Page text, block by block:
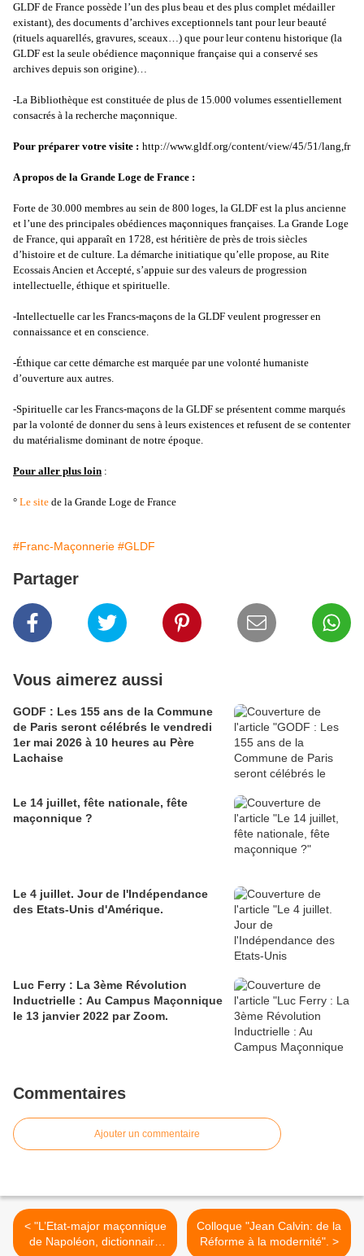
GLDF de France possède l’un des plus beau et des plus complet médailler
existant), des documents d’archives exceptionnels tant pour leur beauté
(rituels aquarellés, gravures, sceaux…) que pour leur contenu historique (la
GLDF est la seule obédience maçonnique française qui a conservé ses
archives depuis son origine)…
-La Bibliothèque est constituée de plus de 15.000 volumes essentiellement
consacrés à la recherche maçonnique.
Pour préparer votre visite : http://www.gldf.org/content/view/45/51/lang,fr
A propos de la Grande Loge de France :
Forte de 30.000 membres au sein de 800 loges, la GLDF est la plus ancienne
et l’une des principales obédiences maçonniques françaises. La Grande Loge
de France, qui apparaît en 1728, est héritière de près de trois siècles
d’histoire et de culture. La démarche initiatique qu’elle propose, au Rite
Ecossais Ancien et Accepté, s’appuie sur des valeurs de progression
intellectuelle, éthique et spirituelle.
-Intellectuelle car les Francs-maçons de la GLDF veulent progresser en
connaissance et en conscience.
-Éthique car cette démarche est marquée par une volonté humaniste
d’ouverture aux autres.
-Spirituelle car les Francs-maçons de la GLDF se présentent comme marqués
par la volonté de donner du sens à leurs existences et refusent de se contenter
du matérialisme dominant de notre époque.
Pour aller plus loin :
° Le site de la Grande Loge de France
#Franc-Maçonnerie #GLDF
Partager
Vous aimerez aussi
GODF : Les 155 ans de la Commune
de Paris seront célébrés le vendredi
1er mai 2026 à 10 heures au Père
Lachaise
Le 14 juillet, fête nationale, fête
maçonnique ?
Le 4 juillet. Jour de l'Indépendance
des Etats-Unis d'Amérique.
Luc Ferry : La 3ème Révolution
Inductrielle : Au Campus Maçonnique
le 13 janvier 2022 par Zoom.
Commentaires
Ajouter un commentaire
< "L’Etat-major maçonnique
de Napoléon, dictionnaire
Colloque "Jean Calvin: de la
Réforme à la modernité". >